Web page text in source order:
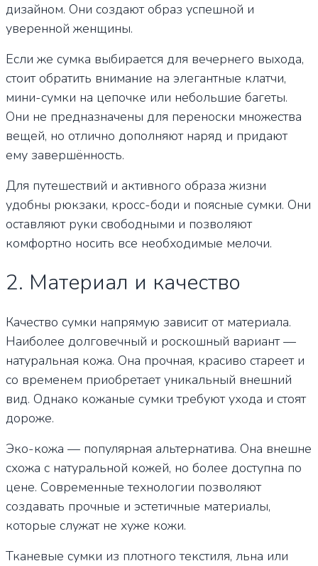
дизайном. Они создают образ успешной и
уверенной женщины.
Если же сумка выбирается для вечернего выхода,
стоит обратить внимание на элегантные клатчи,
мини-сумки на цепочке или небольшие багеты.
Они не предназначены для переноски множества
вещей, но отлично дополняют наряд и придают
ему завершённость.
Для путешествий и активного образа жизни
удобны рюкзаки, кросс-боди и поясные сумки. Они
оставляют руки свободными и позволяют
комфортно носить все необходимые мелочи.
2. Материал и качество
Качество сумки напрямую зависит от материала.
Наиболее долговечный и роскошный вариант —
натуральная кожа. Она прочная, красиво стареет и
со временем приобретает уникальный внешний
вид. Однако кожаные сумки требуют ухода и стоят
дороже.
Эко-кожа — популярная альтернатива. Она внешне
схожа с натуральной кожей, но более доступна по
цене. Современные технологии позволяют
создавать прочные и эстетичные материалы,
которые служат не хуже кожи.
Тканевые сумки из плотного текстиля, льна или